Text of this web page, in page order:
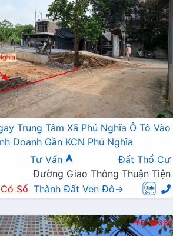
Trung Tâm Xã Phú Nghĩa Ô Tô Vào
Doanh Gần KCN Phú Nghĩa
Tư Vấn
Đất Thổ Cư
Đường Giao Thông Thuận Tiện
Sổ Thành Đất Ven Đô→
Đ 382